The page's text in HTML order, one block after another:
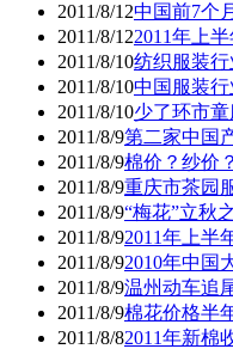
2011/8/12中国前7个
2011/8/122011年上
2011/8/10纺织服装
2011/8/10中国服装
2011/8/10少了环市
2011/8/9第二家中国
2011/8/9棉价？纱价
2011/8/9重庆市茶园
2011/8/9“梅花”立秋
2011/8/92011年上半
2011/8/92010年中国
2011/8/9温州动车追
2011/8/9棉花价格半
2011/8/82011年新棉